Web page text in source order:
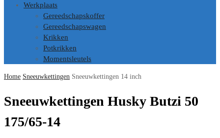
Werkplaats
Gereedschapskoffer
Gereedschapswagen
Krikken
Potkrikken
Momentsleutels
Home Sneeuwkettingen Sneeuwkettingen 14 inch
Sneeuwkettingen Husky Butzi 50
175/65-14